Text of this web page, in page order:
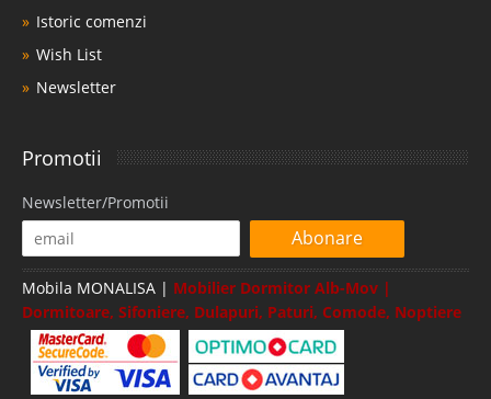
Istoric comenzi
Wish List
Newsletter
Promotii
Newsletter/Promotii
Abonare
Mobila MONALISA | Mobilier Dormitor Alb-Mov |
Dormitoare, Sifoniere, Dulapuri, Paturi, Comode, Noptiere